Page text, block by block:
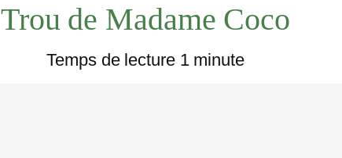
LA RÉUNION
Trou de Madame Coco
Temps de lecture 1 minute